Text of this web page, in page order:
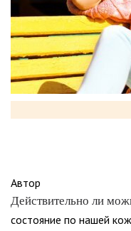
Автор
Действительно ли
состояние по нашей